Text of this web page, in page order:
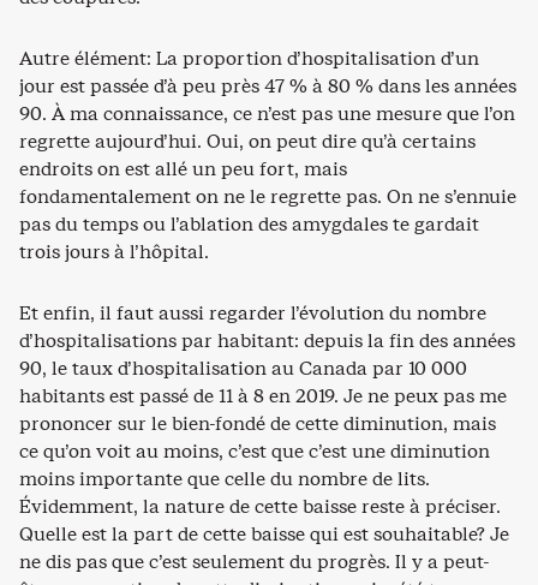
Autre élément: La proportion d’hospitalisation d’un
jour est passée d’à peu près 47 % à 80 % dans les années
90. À ma connaissance, ce n’est pas une mesure que l’on
regrette aujourd’hui. Oui, on peut dire qu’à certains
endroits on est allé un peu fort, mais
fondamentalement on ne le regrette pas. On ne s’ennuie
pas du temps ou l’ablation des amygdales te gardait
trois jours à l’hôpital.
Et enfin, il faut aussi regarder l’évolution du nombre
d’hospitalisations par habitant: depuis la fin des années
90, le taux d’hospitalisation au Canada par 10 000
habitants est passé de 11 à 8 en 2019. Je ne peux pas me
prononcer sur le bien-fondé de cette diminution, mais
ce qu’on voit au moins, c’est que c’est une diminution
moins importante que celle du nombre de lits.
Évidemment, la nature de cette baisse reste à préciser.
Quelle est la part de cette baisse qui est souhaitable? Je
ne dis pas que c’est seulement du progrès. Il y a peut-